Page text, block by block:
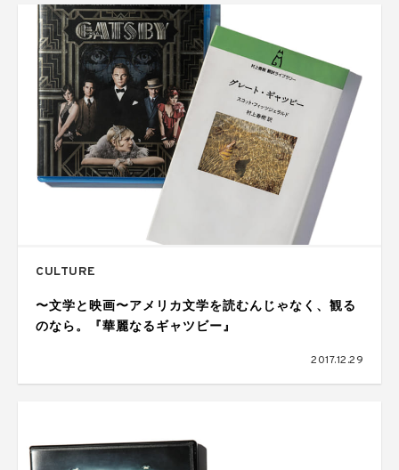
CULTURE
〜文学と映画〜アメリカ文学を読むんじゃなく、観る
のなら。『華麗なるギャツビー』
2017.12.29